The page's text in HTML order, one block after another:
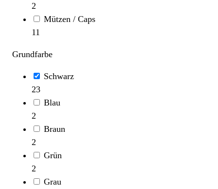
2
Mützen / Caps
11
Grundfarbe
Schwarz
23
Blau
2
Braun
2
Grün
2
Grau